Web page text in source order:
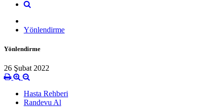
Yönlendirme
Yönlendirme
26 Şubat 2022
Hasta Rehberi
Randevu Al